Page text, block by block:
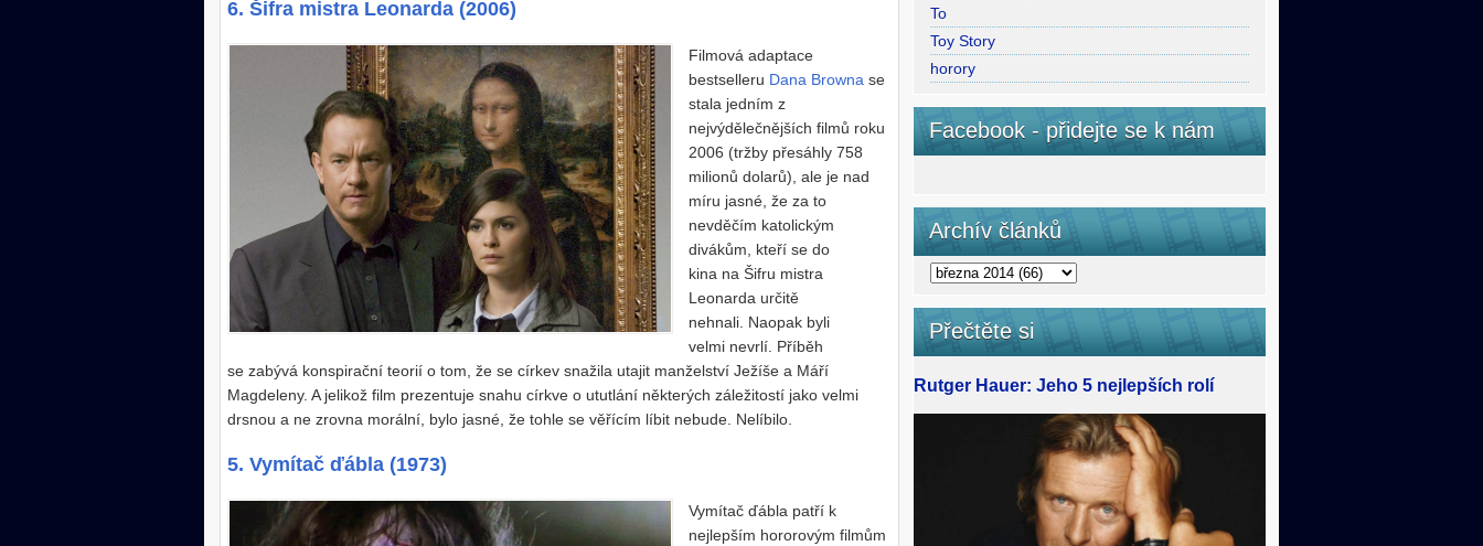
6. Šifra mistra Leonarda (2006)
Filmová adaptace
bestselleru Dana Browna se
stala jedním z
nejvýdělečnějších filmů roku
2006 (tržby přesáhly 758
milionů dolarů), ale je nad
míru jasné, že za to
nevděčím katolickým
divákům, kteří se do
kina na Šifru mistra
Leonarda určitě
nehnali. Naopak byli
velmi nevrlí. Příběh
se zabývá konspirační teorií o tom, že se církev snažila utajit manželství Ježíše a Máří
Magdeleny. A jelikož film prezentuje snahu církve o ututlání některých záležitostí jako velmi
drsnou a ne zrovna morální, bylo jasné, že tohle se věřícím líbit nebude. Nelíbilo.
5. Vymítač ďábla (1973)
Vymítač ďábla patří k
nejlepším hororovým filmům
To
Toy Story
horory
Facebook - přidejte se k nám
Archív článků
Přečtěte si
Rutger Hauer: Jeho 5 nejlepších rolí